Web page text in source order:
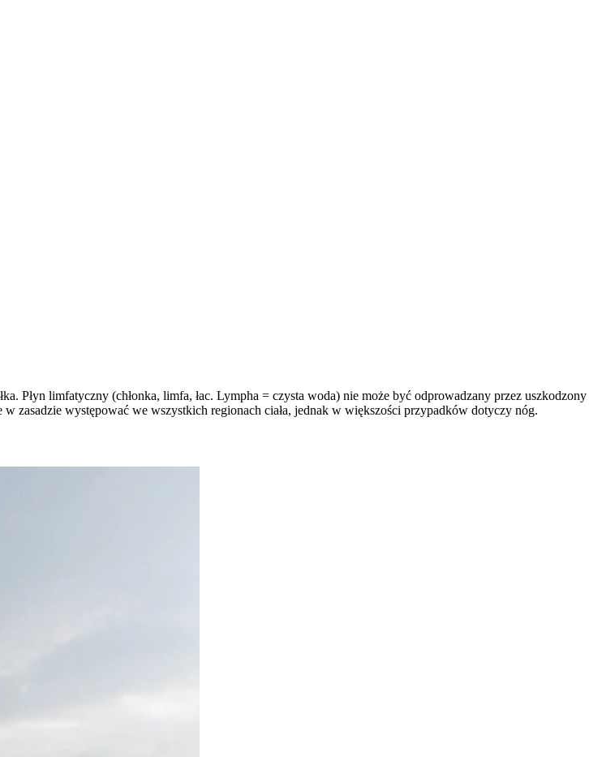
Płyn limfatyczny (chłonka, limfa, łac. Lympha = czysta woda) nie może być odprowadzany przez uszkodzony
zasadzie występować we wszystkich regionach ciała, jednak w większości przypadków dotyczy nóg.